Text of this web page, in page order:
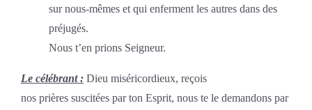
sur nous-mêmes et qui enferment les autres dans des
préjugés.
Nous t’en prions Seigneur.
Le célébrant :Dieu miséricordieux, reçois
nos prières suscitées par ton Esprit, nous te le demandons par